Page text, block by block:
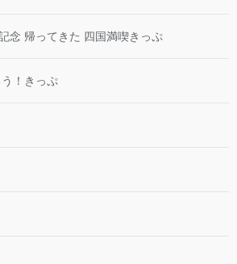
念 帰ってきた 四国満喫きっぷ
！きっぷ